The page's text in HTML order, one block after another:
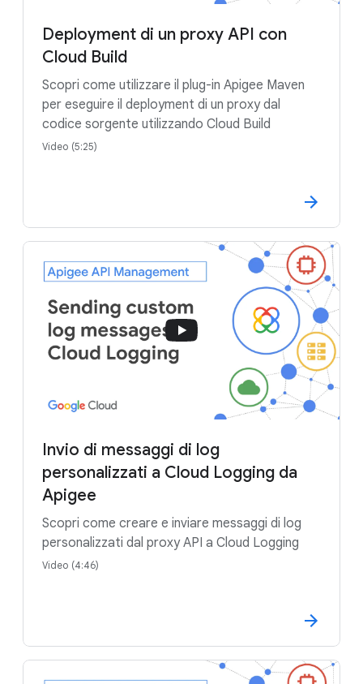
Deployment di un proxy API con
Cloud Build
Scopri come utilizzare il plug-in Apigee Maven
per eseguire il deployment di un proxy dal
codice sorgente utilizzando Cloud Build
Video (5:25)
Invio di messaggi di log
personalizzati a Cloud Logging da
Apigee
Scopri come creare e inviare messaggi di log
personalizzati dal proxy API a Cloud Logging
Video (4:46)